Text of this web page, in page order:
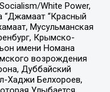
White Power,
“Джамаат “Красный
Мусульманская
Крымско-
имени Номана
возрождения
Дуббайский
Хаджи Белхороев,